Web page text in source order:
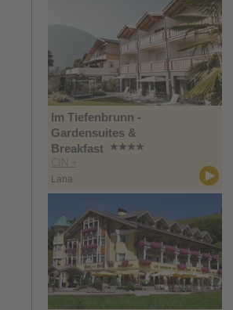
Im Tiefenbrunn -
Gardensuites &
Breakfast
CIN +
Lana